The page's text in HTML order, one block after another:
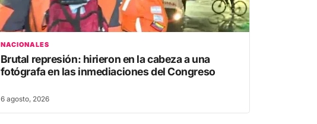
NACIONALES
Brutal represión: hirieron en la cabeza a una
fotógrafa en las inmediaciones del Congreso
6 agosto, 2026